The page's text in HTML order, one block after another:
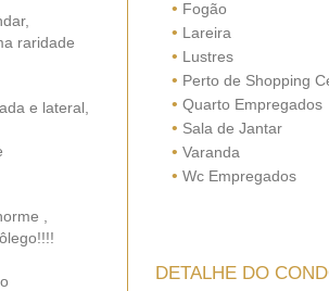
raridade
e lateral,
,
• Fogão
• Lareira
• Lustres
• Perto de Shopping
• Quarto Empregados
• Sala de Jantar
• Varanda
• Wc Empregados
DETALHE DO